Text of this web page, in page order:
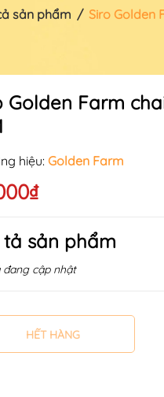
sản phẩm / Siro Golden
Golden Farm
hiệu: Golden Farm
tả sản phẩm
đang cập nhật
HẾT HÀNG